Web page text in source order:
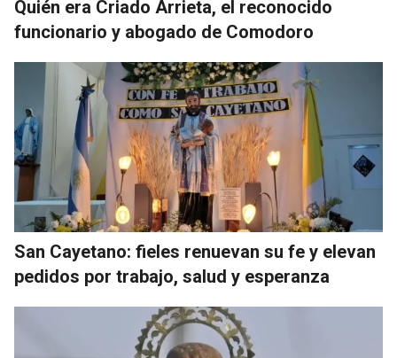
Quién era Criado Arrieta, el reconocido
funcionario y abogado de Comodoro
San Cayetano: fieles renuevan su fe y elevan
pedidos por trabajo, salud y esperanza